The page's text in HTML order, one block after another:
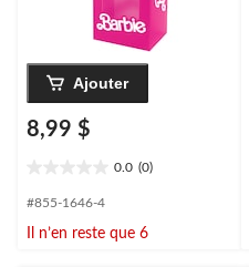
Ajouter
8,99 $
0.0 (0)
étoile(s)
5.
#855-1646-4
Il n’en reste que 6